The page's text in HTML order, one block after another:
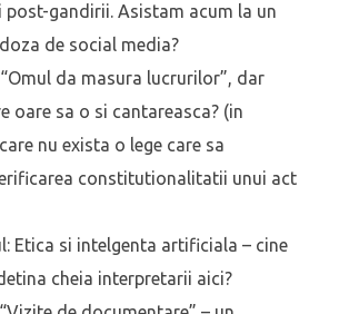
post-gandirii. Asistam acum la un
de social media?
da masura lucrurilor”, dar
oare sa o si cantareasca? (in
nu exista o lege care sa
constitutionalitatii unui act
Etica si intelgenta artificiala – cine
cheia interpretarii aici?